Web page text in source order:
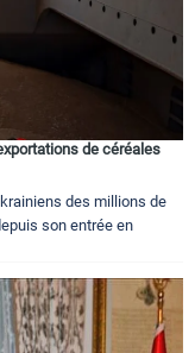
de céréales
des millions de
son entrée en